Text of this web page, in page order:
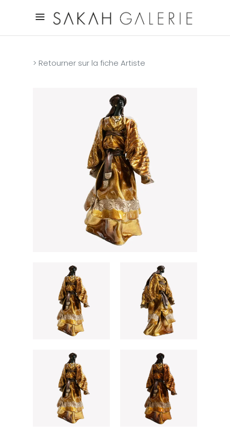
> Retourner sur la fiche Artiste